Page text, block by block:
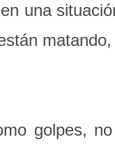
una
golpes,